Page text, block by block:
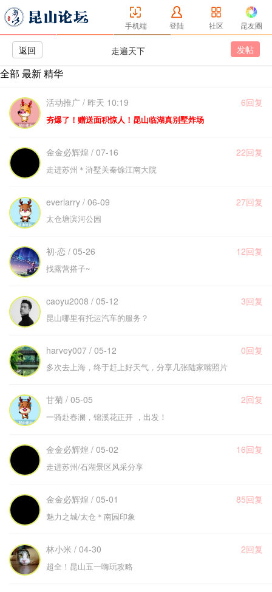
手机端 登陆 社区 昆友圈
返回 走遍天下 发帖
全部 最新精华
活动推广 / 昨天 10:19 6回复
夯爆了！赠送面积惊人！昆山临湖真别墅炸场
金金必辉煌 / 07-16 22回复
走进苏州＊浒墅关秦馀江南大院
everlarry / 06-09 27回复
太仓塘滨河公园
初·恋 / 05-26 12回复
找露营搭子~
caoyu2008 / 05-12 3回复
昆山哪里有托运汽车的服务？
harvey007 / 05-12 0回复
多次去上海，终于赶上好天气，分享几张陆家嘴照片
甘菊 / 05-05 2回复
一骑赴春澜，锦溪花正开 ，出发！
金金必辉煌 / 05-02 16回复
走进苏州/石湖景区风采分享
金金必辉煌 / 05-01 85回复
魅力之城/太仓＊南园印象
林小米 / 04-30 2回复
超全！昆山五一嗨玩攻略